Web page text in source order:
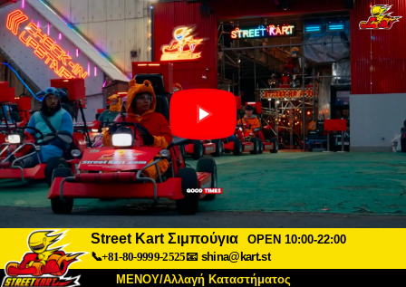
Street Kart Σιμπούγια
OPEN 10:00-22:00
📞+81-80-9999-2525📧 shina@kart.st
ΜΕΝΟΥ/Αλλαγή Καταστήματος